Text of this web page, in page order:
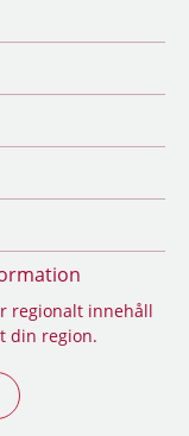
regionalt innehåll
din region.